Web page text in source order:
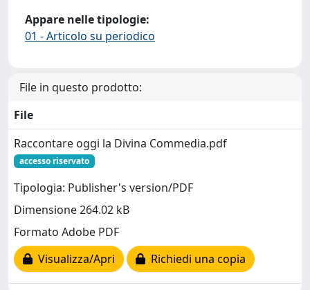
Appare nelle tipologie:
01 - Articolo su periodico
File in questo prodotto:
File
Raccontare oggi la Divina Commedia.pdf
accesso riservato
Tipologia: Publisher's version/PDF
Dimensione 264.02 kB
Formato Adobe PDF
Visualizza/Apri
Richiedi una copia